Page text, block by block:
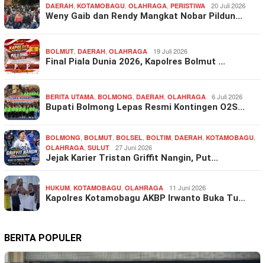
DAERAH, KOTAMOBAGU, OLAHRAGA, PERISTIWA 20 Juli 2026
Weny Gaib dan Rendy Mangkat Nobar Pildun…
BOLMUT, DAERAH, OLAHRAGA 19 Juli 2026
Final Piala Dunia 2026, Kapolres Bolmut …
BERITA UTAMA, BOLMONG, DAERAH, OLAHRAGA 6 Juli 2026
Bupati Bolmong Lepas Resmi Kontingen O2S…
BOLMONG, BOLMUT, BOLSEL, BOLTIM, DAERAH, KOTAMOBAGU,
OLAHRAGA, SULUT 27 Juni 2026
Jejak Karier Tristan Griffit Nangin, Put…
HUKUM, KOTAMOBAGU, OLAHRAGA 11 Juni 2026
Kapolres Kotamobagu AKBP Irwanto Buka Tu…
BERITA POPULER